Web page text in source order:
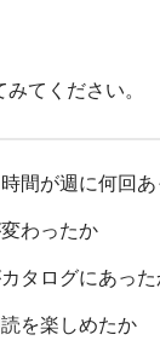
てください。
間が週に何回
わったか
タログにあった
を楽しめたか